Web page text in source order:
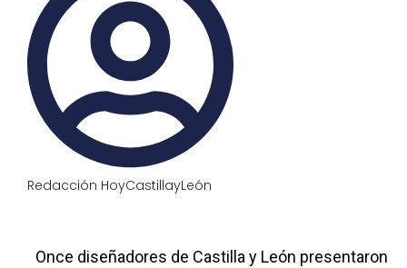
Redacción HoyCastillayLeón
Once diseñadores de Castilla y León presentaron